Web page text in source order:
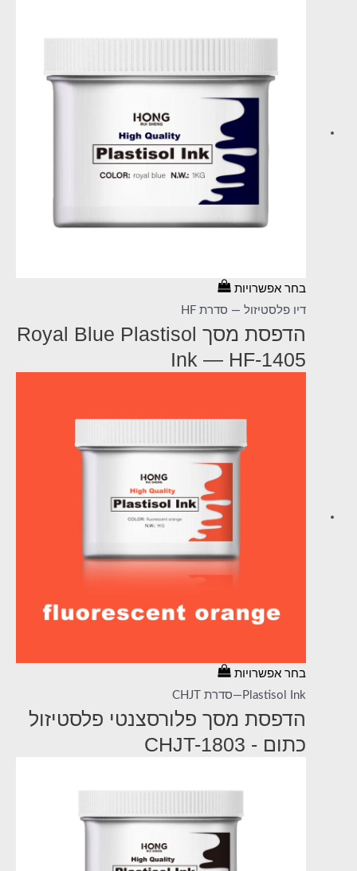
בחר אפשרויות
דיו פלסטיזול — סדרת HF
הדפסת מסך Royal Blue Plastisol
Ink — HF-1405
בחר אפשרויות
Plastisol Ink—סדרת CHJT
הדפסת מסך פלורסצנטי פלסטיזול
כתום - CHJT-1803